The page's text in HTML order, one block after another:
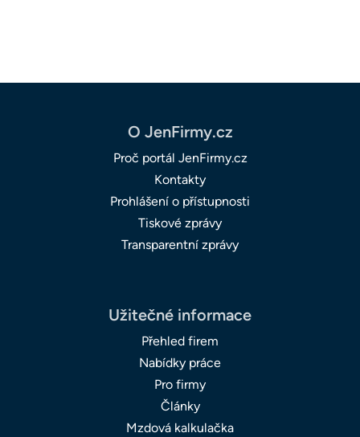
O JenFirmy.cz
Proč portál JenFirmy.cz
Kontakty
Prohlášení o přístupnosti
Tiskové zprávy
Transparentní zprávy
Užitečné informace
Přehled firem
Nabídky práce
Pro firmy
Články
Mzdová kalkulačka